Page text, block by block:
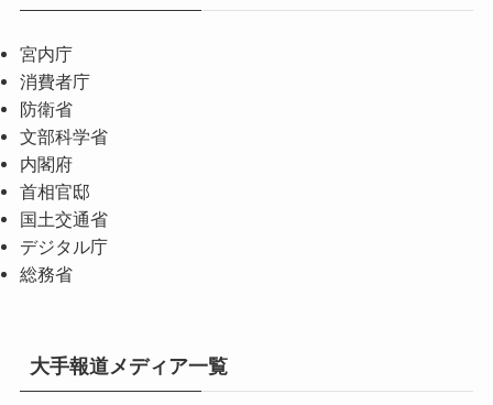
宮内庁
消費者庁
防衛省
文部科学省
内閣府
首相官邸
国土交通省
デジタル庁
総務省
大手報道メディア一覧